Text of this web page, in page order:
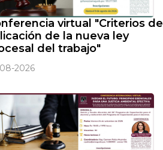
virtual "Criterios de
de la nueva ley
del trabajo"
2026